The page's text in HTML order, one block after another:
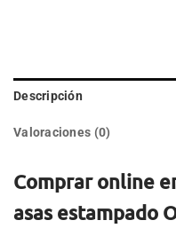
Descripción
Valoraciones (0)
Comprar online
asas estampado